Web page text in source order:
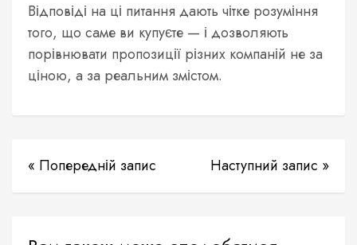
Відповіді на ці питання дають чітке розуміння
того, що саме ви купуєте — і дозволяють
порівнювати пропозиції різних компаній не за
ціною, а за реальним змістом.
« Попередній запис Наступний запис »